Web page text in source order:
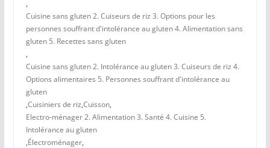
,
Cuisine sans gluten 2. Cuiseurs de riz 3. Options pour les
personnes souffrant d'intolérance au gluten 4. Alimentation sans
gluten 5. Recettes sans gluten
,
Cuisine sans gluten 2. Intolérance au gluten 3. Cuiseurs de riz 4.
Options alimentaires 5. Personnes souffrant d'intolérance au
gluten
,Cuisiniers de riz,Cuisson,
Electro-ménager 2. Alimentation 3. Santé 4. Cuisine 5.
Intolérance au gluten
,Électroménager,